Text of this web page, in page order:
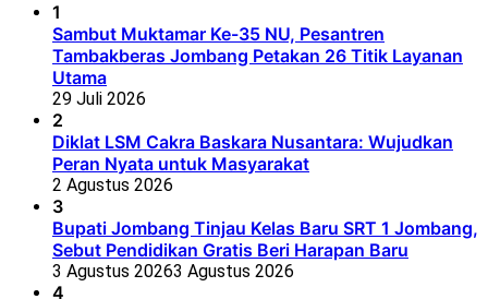
1
Sambut Muktamar Ke-35 NU, Pesantren
Tambakberas Jombang Petakan 26 Titik Layanan
Utama
29 Juli 2026
2
Diklat LSM Cakra Baskara Nusantara: Wujudkan
Peran Nyata untuk Masyarakat
2 Agustus 2026
3
Bupati Jombang Tinjau Kelas Baru SRT 1 Jombang,
Sebut Pendidikan Gratis Beri Harapan Baru
3 Agustus 20263 Agustus 2026
4